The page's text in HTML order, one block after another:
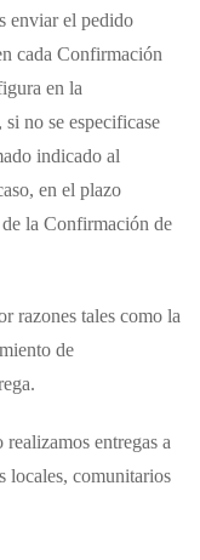
enviar el pedido
cada Confirmación
en la
no se especificase
indicado al
en el plazo
la Confirmación de
razones tales como la
de
entregas a
locales, comunitarios